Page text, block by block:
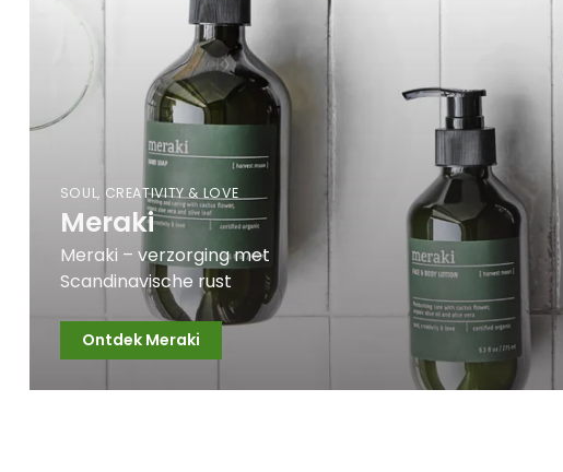
SOUL, CREATIVITY & LOVE
Meraki
Meraki – verzorging met
Scandinavische rust
Ontdek Meraki